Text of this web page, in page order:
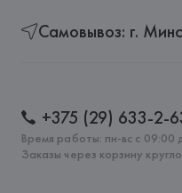
Самовывоз: г.
+375 (29) 633-2-
Время работы: пн-вс с 09:00
Заказы через корзину